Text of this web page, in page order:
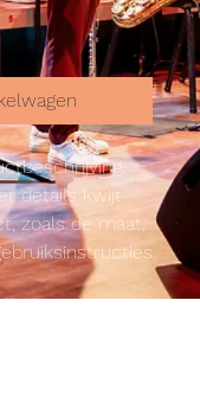
details kwijt
zoals de maat,